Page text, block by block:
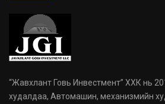
“Жавхлант Говь Инвестмент” ХХК нь
худалдаа, Автомашин, механизмийн